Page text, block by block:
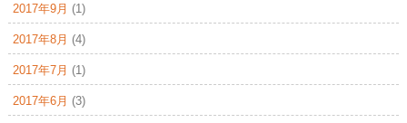
2017年9月 (1)
2017年8月 (4)
2017年7月 (1)
2017年6月 (3)